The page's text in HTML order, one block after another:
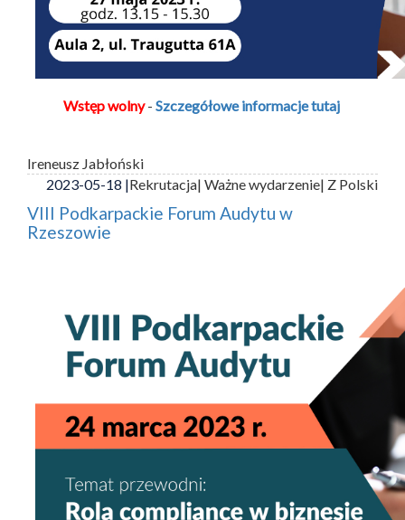
Wstęp wolny- Szczegółowe informacje tutaj
Ireneusz Jabłoński
2023-05-18 |Rekrutacja| Ważne wydarzenie| Z Polski
VIII Podkarpackie Forum Audytu w
Rzeszowie